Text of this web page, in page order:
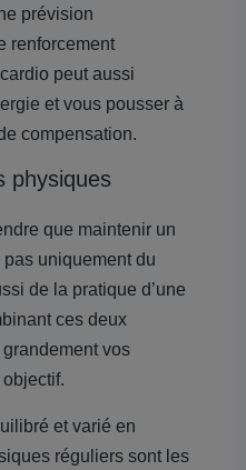
prévision
renforcement
peut aussi
et vous pousser à
compensation.
physiques
que maintenir un
uniquement du
de la pratique d’une
ces deux
vos
et varié en
réguliers sont les